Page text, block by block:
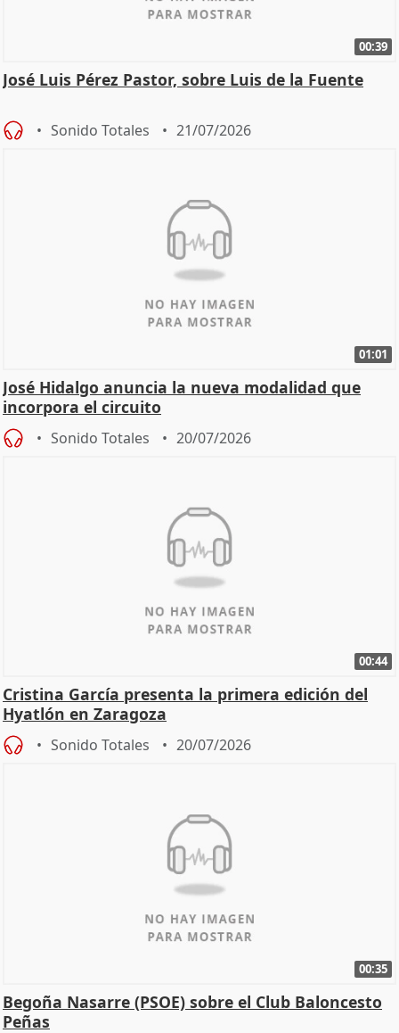
00:39
José Luis Pérez Pastor, sobre Luis de la Fuente
Sonido Totales 21/07/2026
01:01
José Hidalgo anuncia la nueva modalidad que
incorpora el circuito
Sonido Totales 20/07/2026
00:44
Cristina García presenta la primera edición del
Hyatlón en Zaragoza
Sonido Totales 20/07/2026
00:35
Begoña Nasarre (PSOE) sobre el Club Baloncesto
Peñas